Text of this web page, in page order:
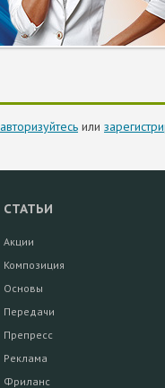
авторизуйтесь или
СТАТЬИ
Акции
Композиция
Основы
Передачи
Препресс
Реклама
Фриланс